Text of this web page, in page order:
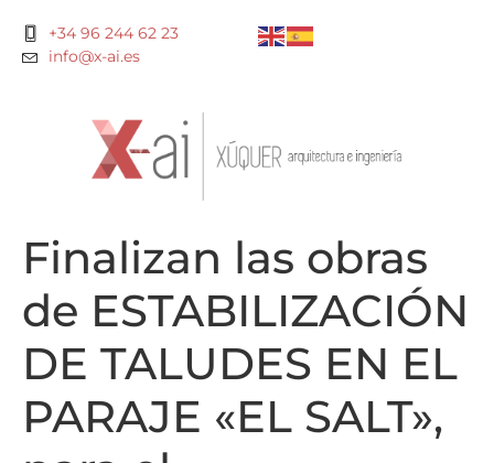
+34 96 244 62 23
info@x-ai.es
Finalizan las obras
de ESTABILIZACIÓN
DE TALUDES EN EL
PARAJE «EL SALT»,